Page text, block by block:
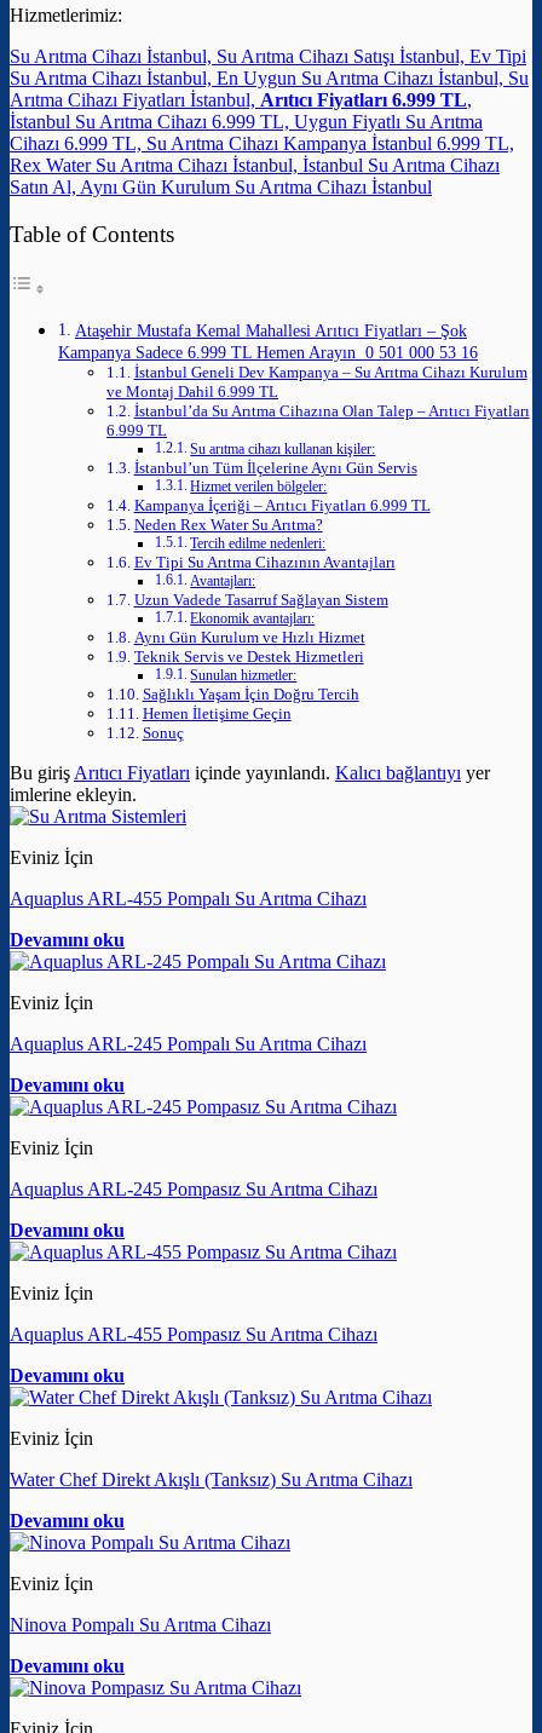
Hizmetlerimiz:
Su Arıtma Cihazı İstanbul, Su Arıtma Cihazı Satışı İstanbul, Ev Tipi
Su Arıtma Cihazı İstanbul, En Uygun Su Arıtma Cihazı İstanbul, Su
Arıtma Cihazı Fiyatları İstanbul, Arıtıcı Fiyatları 6.999 TL,
İstanbul Su Arıtma Cihazı 6.999 TL, Uygun Fiyatlı Su Arıtma
Cihazı 6.999 TL, Su Arıtma Cihazı Kampanya İstanbul 6.999 TL,
Rex Water Su Arıtma Cihazı İstanbul, İstanbul Su Arıtma Cihazı
Satın Al, Aynı Gün Kurulum Su Arıtma Cihazı İstanbul
Table of Contents
Ataşehir Mustafa Kemal Mahallesi Arıtıcı Fiyatları – Şok
Kampanya Sadece 6.999 TL Hemen Arayın 0 501 000 53 16
İstanbul Geneli Dev Kampanya – Su Arıtma Cihazı Kurulum
ve Montaj Dahil 6.999 TL
İstanbul’da Su Arıtma Cihazına Olan Talep – Arıtıcı Fiyatları
6.999 TL
Su arıtma cihazı kullanan kişiler:
İstanbul’un Tüm İlçelerine Aynı Gün Servis
Hizmet verilen bölgeler:
Kampanya İçeriği – Arıtıcı Fiyatları 6.999 TL
Neden Rex Water Su Arıtma?
Tercih edilme nedenleri:
Ev Tipi Su Arıtma Cihazının Avantajları
Avantajları:
Uzun Vadede Tasarruf Sağlayan Sistem
Ekonomik avantajları:
Aynı Gün Kurulum ve Hızlı Hizmet
Teknik Servis ve Destek Hizmetleri
Sunulan hizmetler:
Sağlıklı Yaşam İçin Doğru Tercih
Hemen İletişime Geçin
Sonuç
Bu girişArıtıcı Fiyatları içinde yayınlandı. Kalıcı bağlantıyı yer
imlerine ekleyin.
Eviniz İçin
Aquaplus ARL-455 Pompalı Su Arıtma Cihazı
Devamını oku
Eviniz İçin
Aquaplus ARL-245 Pompalı Su Arıtma Cihazı
Devamını oku
Eviniz İçin
Aquaplus ARL-245 Pompasız Su Arıtma Cihazı
Devamını oku
Eviniz İçin
Aquaplus ARL-455 Pompasız Su Arıtma Cihazı
Devamını oku
Eviniz İçin
Water Chef Direkt Akışlı (Tanksız) Su Arıtma Cihazı
Devamını oku
Eviniz İçin
Ninova Pompalı Su Arıtma Cihazı
Devamını oku